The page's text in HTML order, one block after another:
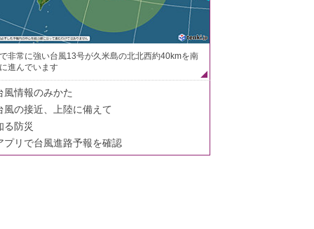
非常に強い台風13号が久米島の北北西約40kmを南
進んでいます
風情報のみかた
風の接近、上陸に備えて
る防災
プリで台風進路予報を確認